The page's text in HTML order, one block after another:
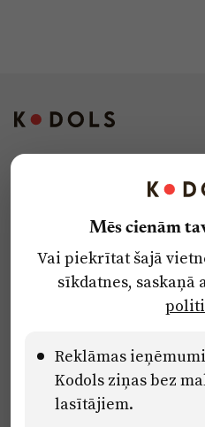
Privātuma politika
Ētikas kodekss
Pārredzamības paziņojumi
Eiropas Savienības
Mēs cienām
Vai piekrītat šajā
sīkdatnes, saskaņā
Reklāmas
Kodols ziņas bez
lasītājiem.